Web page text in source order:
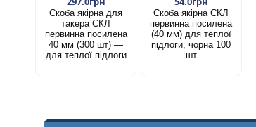
Скоба якірна для
такера СКЛ
первинна посилена
40 мм (300 шт) —
для теплої підлоги
Скоба якірна СКЛ
первинна посилена
(40 мм) для теплої
підлоги, чорна 100
шт